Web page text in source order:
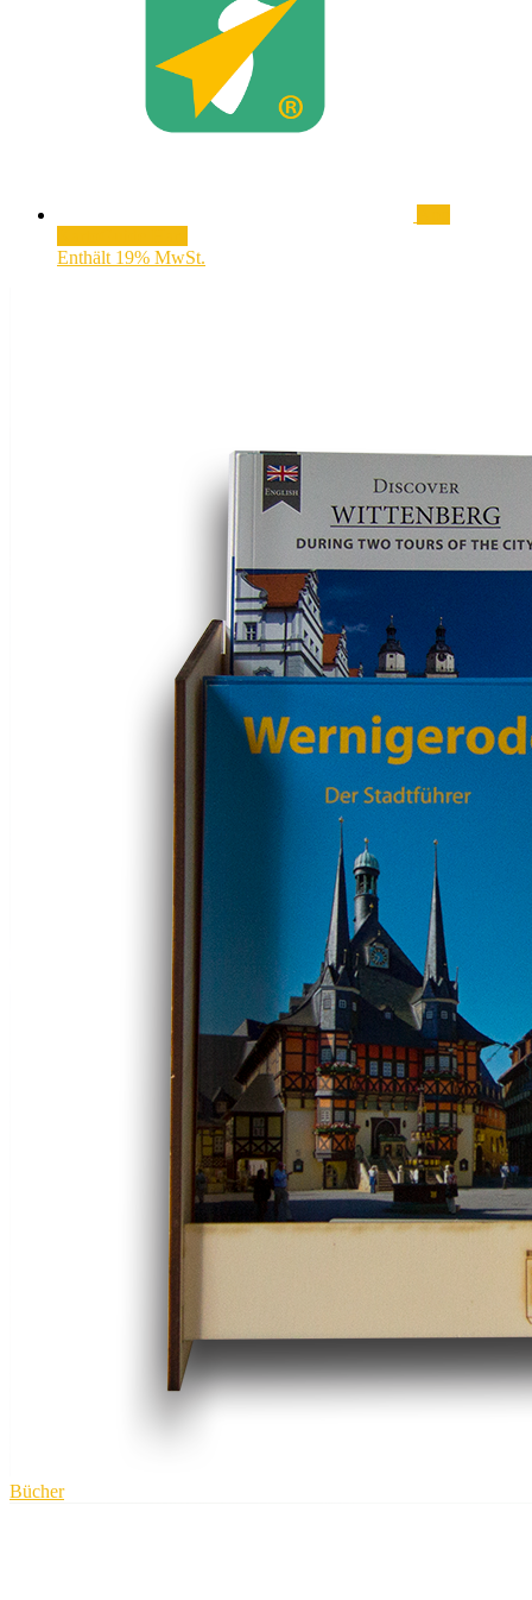
Enthält 19% MwSt.
Bücher